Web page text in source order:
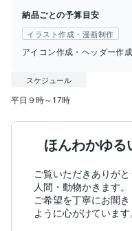
納品ごとの予算目安
イラスト作成・漫画制作
アイコン作成・ヘッダー作成
スケジュール
平日９時～17時
ほんわかゆ
ご覧いただきありがと
人間・動物かきます。
ご希望を丁寧にお聞
ように心がけています